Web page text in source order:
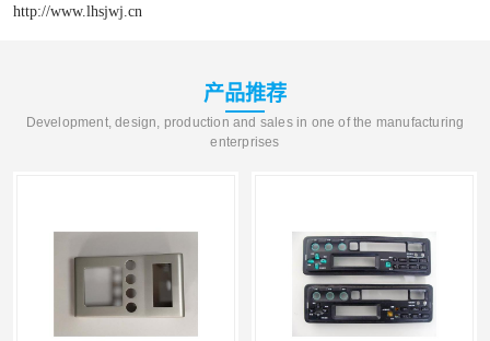
http://www.lhsjwj.cn
产品推荐
Development, design, production and sales in one of the manufacturing
enterprises